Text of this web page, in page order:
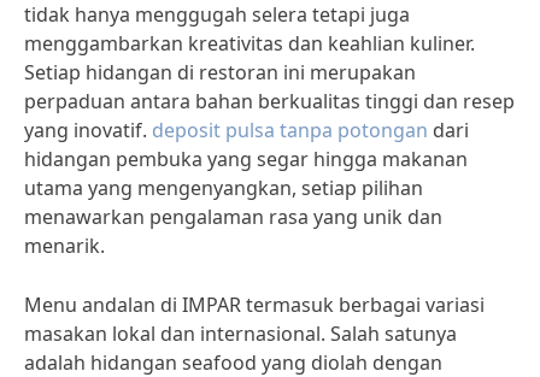
tidak hanya menggugah selera tetapi juga
menggambarkan kreativitas dan keahlian kuliner.
Setiap hidangan di restoran ini merupakan
perpaduan antara bahan berkualitas tinggi dan resep
yang inovatif. deposit pulsa tanpa potongan dari
hidangan pembuka yang segar hingga makanan
utama yang mengenyangkan, setiap pilihan
menawarkan pengalaman rasa yang unik dan
menarik.
Menu andalan di IMPAR termasuk berbagai variasi
masakan lokal dan internasional. Salah satunya
adalah hidangan seafood yang diolah dengan